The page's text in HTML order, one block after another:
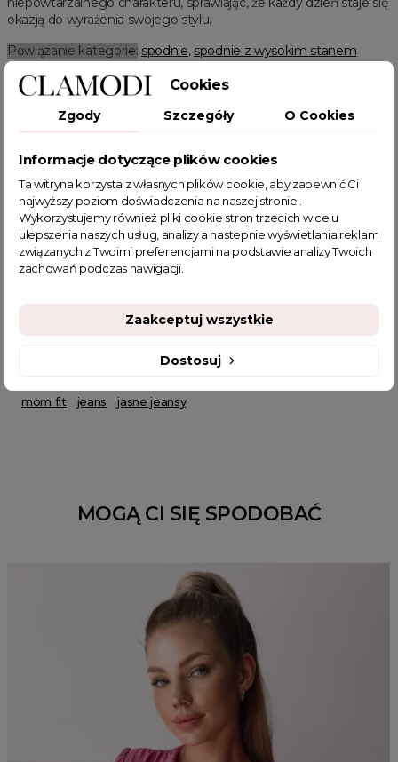
okazją do wyrażenia swojego stylu.
Powiązanie kategorie: spodnie, spodnie z wysokim stanem
Powiązane kategorie:
Odzież damska Zobacz wszystkie produkty Clamodi
Jeans
spodnie jeansowe jasne damskie
jeansy z dziurami
mom fit
jeans jasne jeansy
MOGĄ CI SIĘ SPODOBAĆ
Cookies
Zgody Szczegóły O Cookies
Informacje dotyczące plików cookies
Ta witryna korzysta z własnych plików cookie, aby zapewnić Ci
najwyższy poziom doświadczenia na naszej stronie .
Wykorzystujemy również pliki cookie stron trzecich w celu
ulepszenia naszych usług, analizy a nastepnie wyświetlania reklam
związanych z Twoimi preferencjami na podstawie analizy Twoich
zachowań podczas nawigacji.
Dostosuj
Zaakceptuj wszystkie